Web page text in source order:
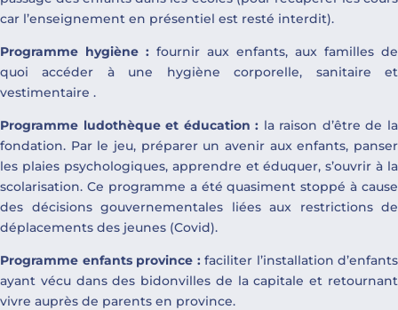
car l’enseignement en présentiel est resté interdit).
Programme hygiène : fournir aux enfants, aux familles de
quoi accéder à une hygiène corporelle, sanitaire et
vestimentaire .
Programme ludothèque et éducation : la raison d’être de la
fondation. Par le jeu, préparer un avenir aux enfants, panser
les plaies psychologiques, apprendre et éduquer, s’ouvrir à la
scolarisation. Ce programme a été quasiment stoppé à cause
des décisions gouvernementales liées aux restrictions de
déplacements des jeunes (Covid).
Programme enfants province : faciliter l’installation d’enfants
ayant vécu dans des bidonvilles de la capitale et retournant
vivre auprès de parents en province.